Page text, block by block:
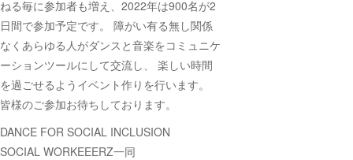
ねる毎に参加者も増え、2022年は900名が2
日間で参加予定です。 障がい有る無し関係
なくあらゆる人がダンスと音楽をコミュニケ
ーションツールにして交流し、 楽しい時間
を過ごせるようイベント作りを行います。
皆様のご参加お待ちしております。
DANCE FOR SOCIAL INCLUSION
SOCIAL WORKEEERZ一同